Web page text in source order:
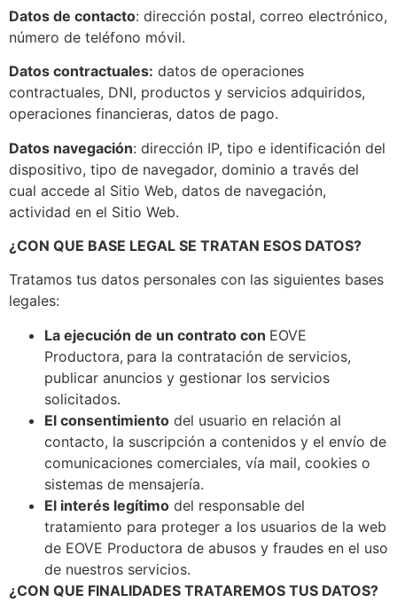
Datos de contacto: dirección postal, correo electrónico,
número de teléfono móvil.
Datos contractuales: datos de operaciones
contractuales, DNI, productos y servicios adquiridos,
operaciones financieras, datos de pago.
Datos navegación: dirección IP, tipo e identificación del
dispositivo, tipo de navegador, dominio a través del
cual accede al Sitio Web, datos de navegación,
actividad en el Sitio Web.
¿CON QUE BASE LEGAL SE TRATAN ESOS DATOS?
Tratamos tus datos personales con las siguientes bases
legales:
La ejecución de un contrato con EOVE
Productora, para la contratación de servicios,
publicar anuncios y gestionar los servicios
solicitados.
El consentimiento del usuario en relación al
contacto, la suscripción a contenidos y el envío de
comunicaciones comerciales, vía mail, cookies o
sistemas de mensajería.
El interés legítimo del responsable del
tratamiento para proteger a los usuarios de la web
de EOVE Productora de abusos y fraudes en el uso
de nuestros servicios.
¿CON QUE FINALIDADES TRATAREMOS TUS DATOS?